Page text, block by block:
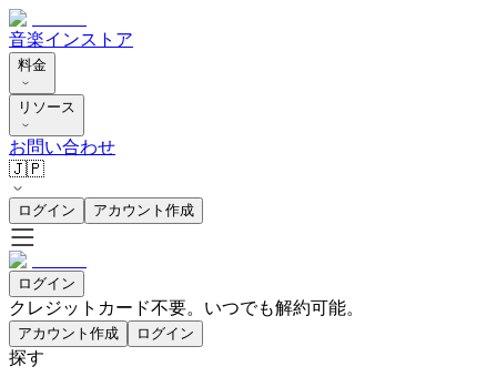
音楽インストア
料金
リソース
お問い合わせ
🇯🇵
ログイン アカウント作成
ログイン
クレジットカード不要。いつでも解約可能。
アカウント作成 ログイン
探す